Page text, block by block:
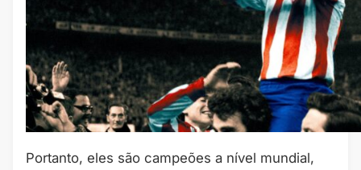
Portanto, eles são campeões a nível mundial,